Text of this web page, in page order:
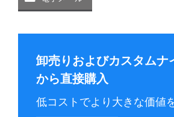
卸売りおよびカスタムナ
から直接購入
低コストでより大きな価値を